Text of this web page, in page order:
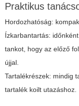
Praktikus
Hordozhatóság:
Ízkarbantartás:
tankot, hogy az előző
újjal.
Tartalékrészek: mindig
tartalék koilt utazáshoz.